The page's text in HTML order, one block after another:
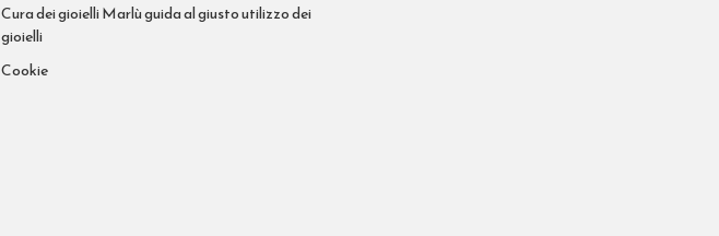
Cura dei gioielli Marlù guida al giusto utilizzo dei
gioielli
Cookie